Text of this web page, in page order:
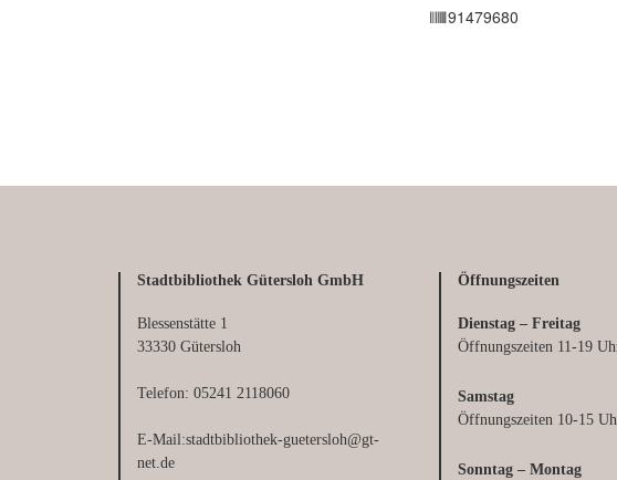
Stadtbibliothek Gütersloh GmbH
Blessenstätte 1
33330 Gütersloh
Telefon: 05241 2118060
E-Mail:stadtbibliothek-guetersloh@gt-
net.de
Öffnungszeiten
Dienstag – Freitag
Öffnungszeiten 11-19
Samstag
Öffnungszeiten 10-15
Sonntag – Montag